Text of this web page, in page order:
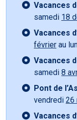
Vacances
samedi 18
Vacances
février au
Vacances
samedi 8
Pont de
vendredi 26
Vacances